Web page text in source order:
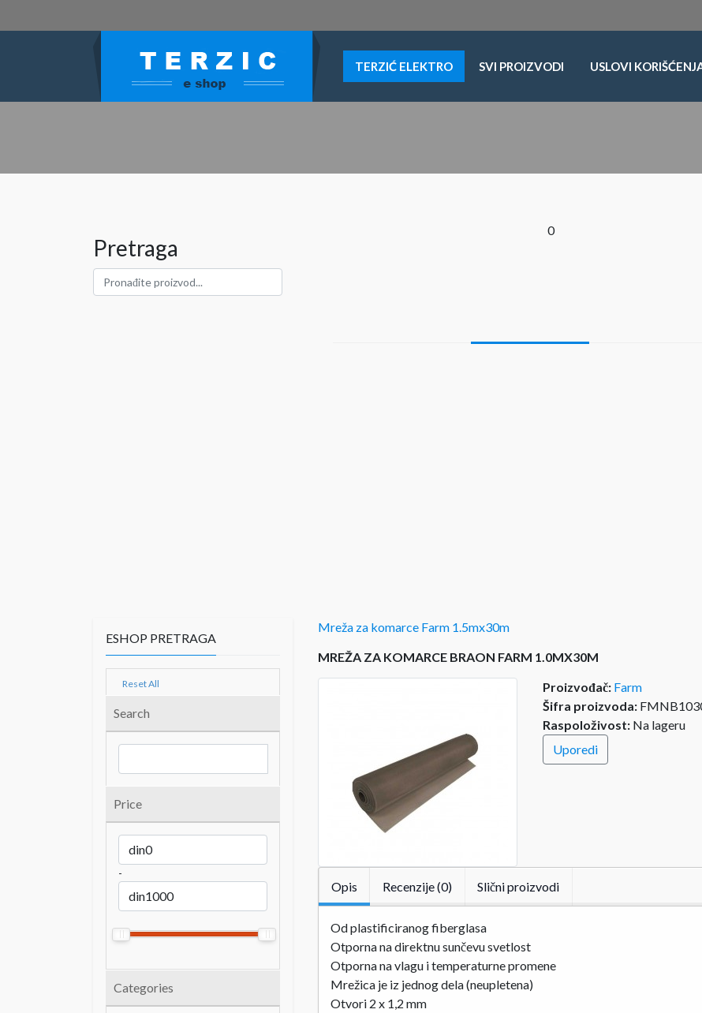
TERZIĆ ELEKTRO SVI PROIZVODI USLOVI
Pretraga
0
Mreža za komarce Farm 1.5mx30m
MREŽA ZA KOMARCE BRAON FARM 1.0MX30M
Proizvođač: Farm
Šifra proizvoda:
Raspoloživost: Na lageru
Uporedi
Opis Recenzije (0) Slični proizvodi
Od plastificiranog fiberglasa
Otporna na direktnu sunčevu svetlost
Otporna na vlagu i temperaturne promene
Mrežica je iz jednog dela (neupletena)
Otvori 2 x 1,2 mm
ESHOP PRETRAGA
Reset All
Search
Price
-
Categories